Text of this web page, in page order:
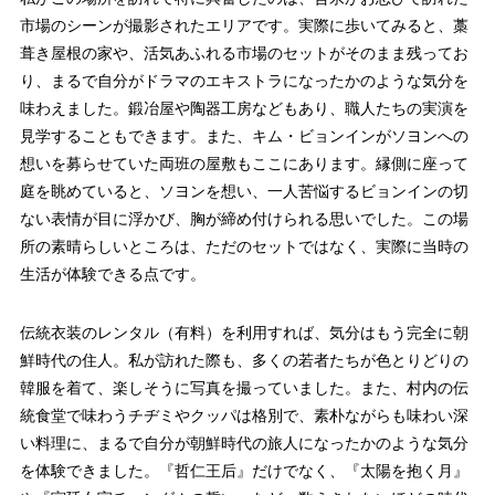
市場のシーンが撮影されたエリアです。実際に歩いてみると、藁
葺き屋根の家や、活気あふれる市場のセットがそのまま残ってお
り、まるで自分がドラマのエキストラになったかのような気分を
味わえました。鍛冶屋や陶器工房などもあり、職人たちの実演を
見学することもできます。また、キム・ビョンインがソヨンへの
想いを募らせていた両班の屋敷もここにあります。縁側に座って
庭を眺めていると、ソヨンを想い、一人苦悩するビョンインの切
ない表情が目に浮かび、胸が締め付けられる思いでした。この場
所の素晴らしいところは、ただのセットではなく、実際に当時の
生活が体験できる点です。
伝統衣装のレンタル（有料）を利用すれば、気分はもう完全に朝
鮮時代の住人。私が訪れた際も、多くの若者たちが色とりどりの
韓服を着て、楽しそうに写真を撮っていました。また、村内の伝
統食堂で味わうチヂミやクッパは格別で、素朴ながらも味わい深
い料理に、まるで自分が朝鮮時代の旅人になったかのような気分
を体験できました。『哲仁王后』だけでなく、『太陽を抱く月』